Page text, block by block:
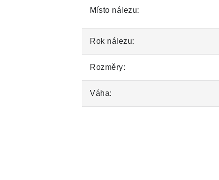
Místo nálezu:
Rok nálezu:
Rozměry:
Váha: